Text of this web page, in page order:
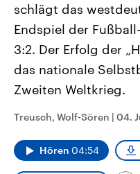
Landtagswahl Sachsen-
2026
Alle Informationen
Sachsen-Anhalt wählt am
September 2026 einen
Landtag. Seit 2021 wird
Bundesland von einer
CDU, SPD und FDP regiert.-
Umfragen, Prognosen,
Wahlprogramme, aktuelle
und Kandidaten der
Wahl.
schlägt das
Endspiel der
3:2. Der Erfolg der
das nationale
Zweiten Weltkrieg.
Treusch, Wolf-Sören | 04.
Hören 04:54